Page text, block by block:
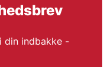
din indbakke -